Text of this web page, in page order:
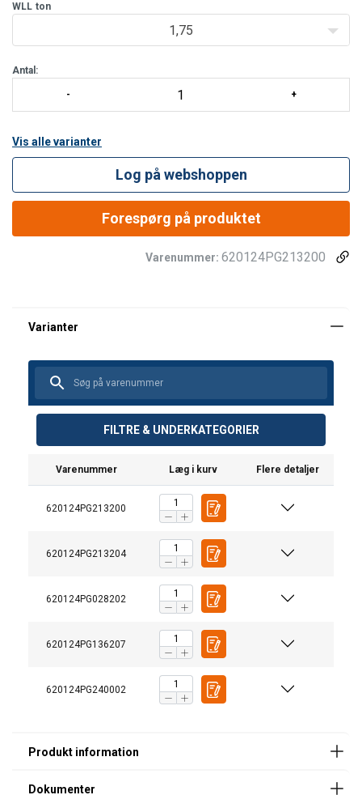
massivt højstyrke stål og er velegnet for håndtering af
WLL ton
1,75
Antal:
Vis alle varianter
Log på webshoppen
Forespørg på produktet
Varenummer: 620124PG213200
FILTRE & UNDERKATEGORIER
Varenummer Læg i kurv Flere detaljer
620124PG213200
620124PG213204
620124PG028202
620124PG136207
620124PG240002